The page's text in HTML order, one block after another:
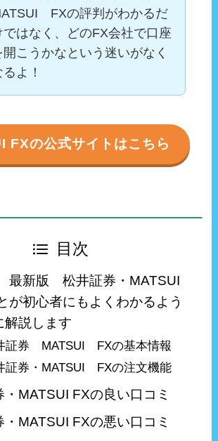
FXの評判がわかるだ
ではなく、どのFX会社で口座
開こうかなという迷いがなく
るよ！
FXの公式サイトはこちら
目次
新版 松井証券・MATSUI
が初心者にもよくわかるよう
解説します
証券 MATSUI FXの基本情報
証券・MATSUI FXの注文機能
・MATSUI FXの良い口コミ
・MATSUI FXの悪い口コミ